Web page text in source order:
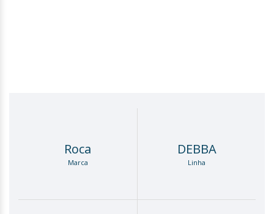
Roca
Marca
DEBBA
Linha